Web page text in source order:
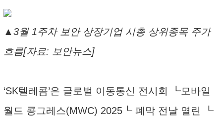
▲3월 1주차 보안 상장기업 시총 상위종목 주가
흐름[자료: 보안뉴스]
‘SK텔레콤’은 글로벌 이동통신 전시회 ┖모바일
월드 콩그레스(MWC) 2025┖ 폐막 전날 열린 ┖